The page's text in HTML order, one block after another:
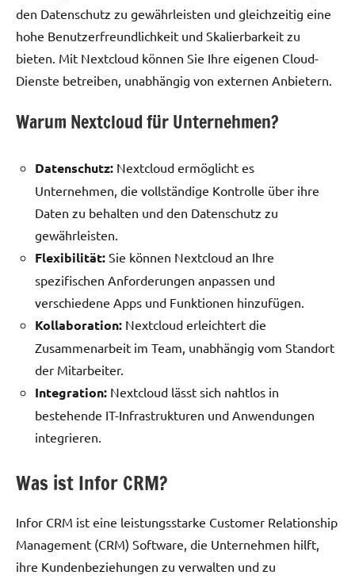
den Datenschutz zu gewährleisten und gleichzeitig eine
hohe Benutzerfreundlichkeit und Skalierbarkeit zu
bieten. Mit Nextcloud können Sie Ihre eigenen Cloud-
Dienste betreiben, unabhängig von externen Anbietern.
Warum Nextcloud für Unternehmen?
Datenschutz: Nextcloud ermöglicht es
Unternehmen, die vollständige Kontrolle über ihre
Daten zu behalten und den Datenschutz zu
gewährleisten.
Flexibilität: Sie können Nextcloud an Ihre
spezifischen Anforderungen anpassen und
verschiedene Apps und Funktionen hinzufügen.
Kollaboration: Nextcloud erleichtert die
Zusammenarbeit im Team, unabhängig vom Standort
der Mitarbeiter.
Integration: Nextcloud lässt sich nahtlos in
bestehende IT-Infrastrukturen und Anwendungen
integrieren.
Was ist Infor CRM?
Infor CRM ist eine leistungsstarke Customer Relationship
Management (CRM) Software, die Unternehmen hilft,
ihre Kundenbeziehungen zu verwalten und zu